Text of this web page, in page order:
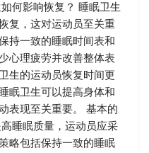
何影响恢复？ 睡眠卫生
复，这对运动员至关重
持一致的睡眠时间表和
心理疲劳并改善整体表
生的运动员恢复时间更
眠卫生可以提高身体和
表现至关重要。 基本的
睡眠质量，运动员应采
略包括保持一致的睡眠